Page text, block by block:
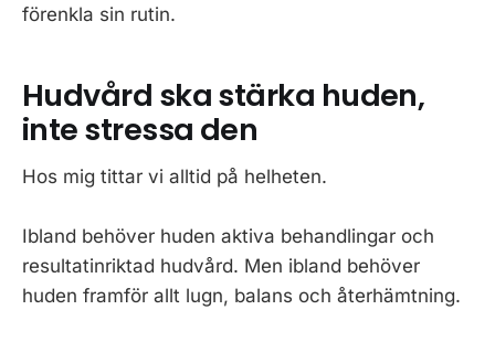
förenkla sin rutin.
Hudvård ska stärka huden,
inte stressa den
Hos mig tittar vi alltid på helheten.
Ibland behöver huden aktiva behandlingar och
resultatinriktad hudvård. Men ibland behöver
huden framför allt lugn, balans och återhämtning.